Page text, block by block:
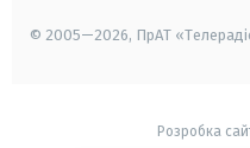
© 2005—2026, ПрАТ
Розробка